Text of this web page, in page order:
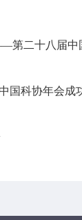
国科协年会成